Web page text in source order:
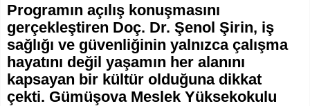
Programın açılış konuşmasını
gerçekleştiren Doç. Dr. Şenol Şirin, iş
sağlığı ve güvenliğinin yalnızca çalışma
hayatını değil yaşamın her alanını
kapsayan bir kültür olduğuna dikkat
çekti. Gümüşova Meslek Yüksekokulu